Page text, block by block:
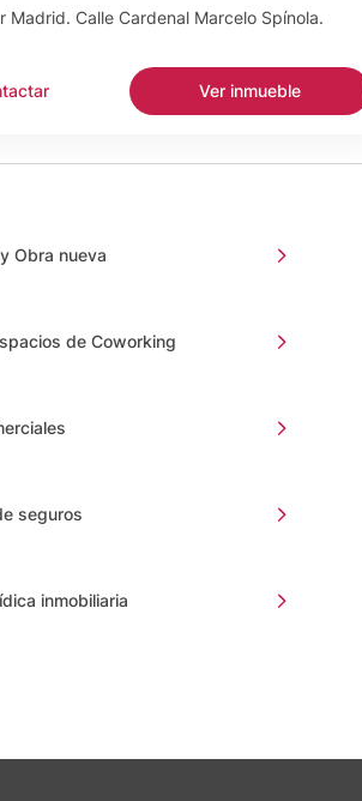
Madrid. Calle Cardenal Marcelo Spínola.
Ver inmueble
Obra nueva
de Coworking
seguros
inmobiliaria